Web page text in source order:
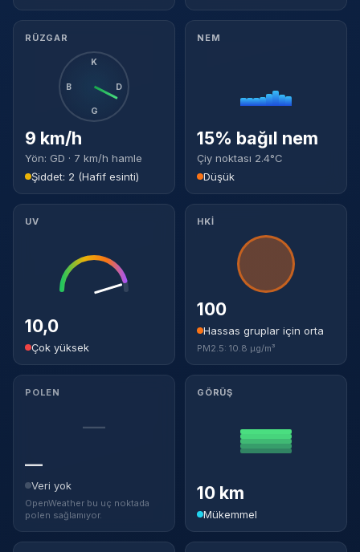
RÜZGAR
K
D
G
B
9 km/h
Yön: GD · 7 km/h hamle
Şiddet: 2 (Hafif esinti)
NEM
15% bağıl nem
Çiy noktası 2.4°C
Düşük
UV
10,0
Çok yüksek
HKİ
100
Hassas gruplar için orta
PM2.5: 10.8 µg/m³
POLEN
—
—
Veri yok
OpenWeather bu uç noktada
polen sağlamıyor.
GÖRÜŞ
10 km
Mükemmel